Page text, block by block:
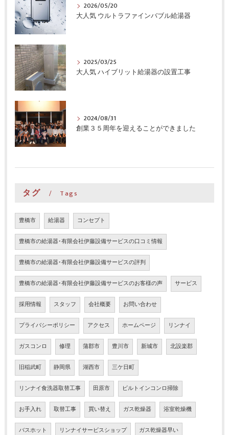
2026/05/20
大人気 ウルトラファインバブル給湯器
2025/03/25
大人気 ハイブリット給湯器の設置工事
2024/08/31
創業３５周年を迎えることができました
タグ Tags
豊橋市 給湯器 コンセプト
豊橋市の給湯器･有限会社伊藤設備サービスの口コミ情報
豊橋市の給湯器･有限会社伊藤設備サービスの評判
豊橋市の給湯器･有限会社伊藤設備サービスのお客様の声 サービス
採用情報 スタッフ 会社概要 お問い合わせ
プライバシーポリシー アクセス ホームページ リンナイ
ガスコンロ 修理 蒲郡市 豊川市 新城市 北設楽郡
旧稲武町 静岡県 湖西市 三ケ日町
リンナイ食洗器取替工事 田原市 ビルトインコンロ掃除
お手入れ 取替工事 買い替え ガス乾燥器 浴室乾燥機
バスホット リンナイサービスショップ ガス乾燥器早い